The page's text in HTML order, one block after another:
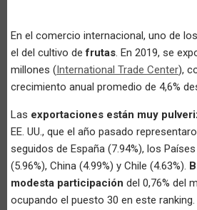
En el comercio internacional, uno de los
el del cultivo defrutas. En 2019, se
millones (International Trade Center),
crecimiento anual promedio de 4,6%
Las exportaciones están muy
EE. UU., que el año pasado
seguidos de España (7.94%), los
(5.96%), China (4.99%) y Chile (4.63%).
modesta participación del 0,76% del
ocupando el puesto 30 en este ranking.